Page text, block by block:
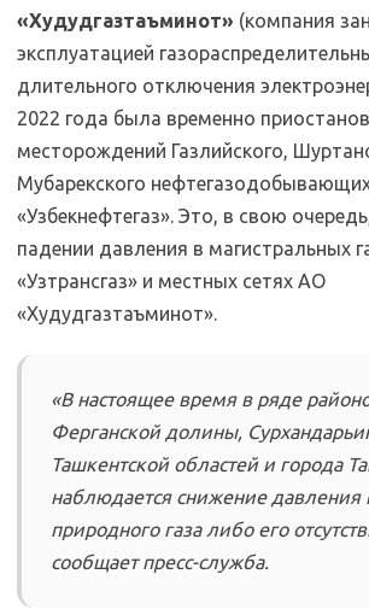
«Худудгазтаъминот» (компания
эксплуатацией
длительного отключения
2022 года была временно
месторождений Газлийского,
Мубарекского
«Узбекнефтегаз». Это, в свою
падении давления в магистральных
«Узтрансгаз» и местных сетях АО
«Худудгазтаъминот».
«В настоящее время в ряде
Ферганской долины,
Ташкентской областей и города
наблюдается снижение давления
природного газа либо его
сообщает пресс-служба.